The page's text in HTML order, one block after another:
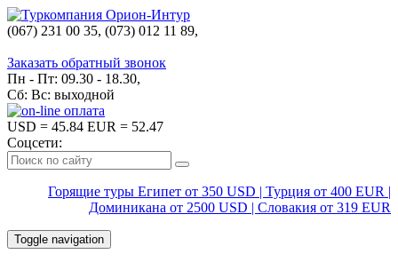
(067) 231 00 35, (073) 012 11 89,
Заказать обратный звонок
Пн - Пт: 09.30 - 18.30,
Сб: Вс: выходной
USD = 45.84 EUR = 52.47
Соцсети:
Горящие туры Египет от 350 USD | Турция от 400 EUR |
Доминикана от 2500 USD | Словакия от 319 EUR
Toggle navigation